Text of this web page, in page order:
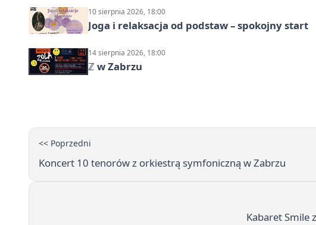
10 sierpnia 2026, 18:00
Joga i relaksacja od podstaw – spokojny start
14 sierpnia 2026, 18:00
ℤ w Zabrzu
<< Poprzedni
Koncert 10 tenorów z orkiestrą symfoniczną w Zabrzu
Kabaret Smile